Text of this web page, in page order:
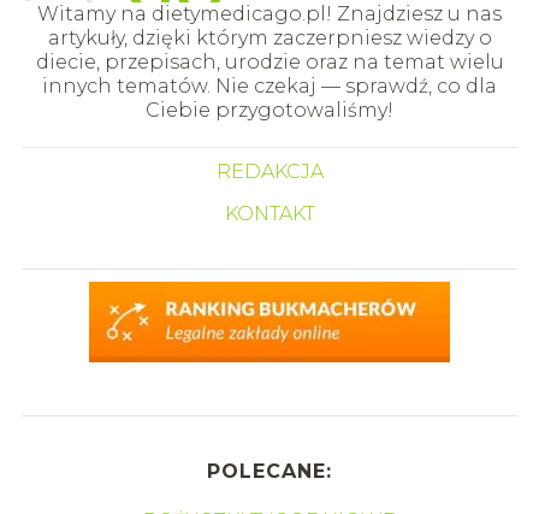
Witamy na dietymedicago.pl! Znajdziesz u nas
artykuły, dzięki którym zaczerpniesz wiedzy o
diecie, przepisach, urodzie oraz na temat wielu
innych tematów. Nie czekaj — sprawdź, co dla
Ciebie przygotowaliśmy!
REDAKCJA
KONTAKT
POLECANE: